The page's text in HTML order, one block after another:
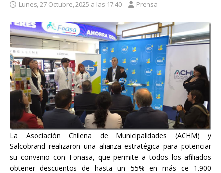
Lunes, 27 Octubre, 2025 a las 17:40 Prensa
La Asociación Chilena de Municipalidades (ACHM) y
Salcobrand realizaron una alianza estratégica para potenciar
su convenio con Fonasa, que permite a todos los afiliados
obtener descuentos de hasta un 55% en más de 1.900